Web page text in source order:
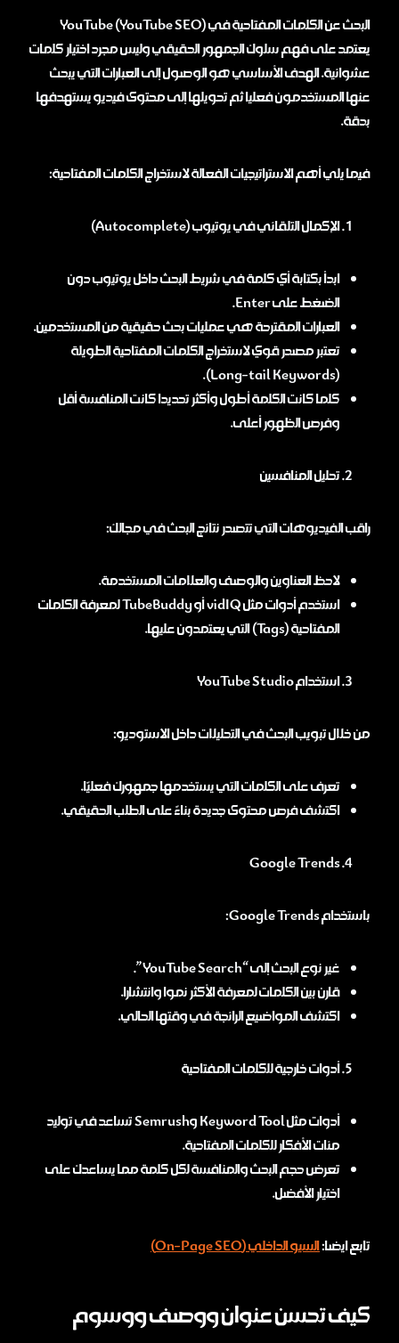
البحث عن الكلمات المفتاحية في YouTube (YouTube SEO)
يعتمد على فهم سلوك الجمهور الحقيقي وليس مجرد اختيار كلمات
عشوائية. الهدف الأساسي هو الوصول إلى العبارات التي يبحث
عنها المستخدمون فعليا ثم تحويلها إلى محتوى فيديو يستهدفها
بدقة.
فيما يلي أهم الاستراتيجيات الفعالة لاستخراج الكلمات المفتاحية:
الإكمال التلقائي في يوتيوب (Autocomplete)
ابدأ بكتابة أي كلمة في شريط البحث داخل يوتيوب دون
الضغط على Enter.
العبارات المقترحة هي عمليات بحث حقيقية من المستخدمين.
تعتبر مصدر قوي لاستخراج الكلمات المفتاحية الطويلة
(Long-tail Keywords).
كلما كانت الكلمة أطول وأكثر تحديدا كانت المنافسة أقل
وفرص الظهور أعلى.
تحليل المنافسين
راقب الفيديوهات التي تتصدر نتائج البحث في مجالك:
لاحظ العناوين والوصف والعلامات المستخدمة.
استخدم أدوات مثل vidIQ أو TubeBuddy لمعرفة الكلمات
المفتاحية (Tags) التي يعتمدون عليها.
استخدام YouTube Studio
من خلال تبويب البحث في التحليلات داخل الاستوديو:
تعرف على الكلمات التي يستخدمها جمهورك فعليًا.
اكتشف فرص محتوى جديدة بناءً على الطلب الحقيقي.
Google Trends
باستخدام Google Trends:
غير نوع البحث إلى “YouTube Search”.
قارن بين الكلمات لمعرفة الأكثر نموا وانتشارا.
اكتشف المواضيع الرائجة في وقتها الحالي.
أدوات خارجية للكلمات المفتاحية
أدوات مثل Keyword Tool وSemrush تساعد في توليد
مئات الأفكار للكلمات المفتاحية.
تعرض حجم البحث والمنافسة لكل كلمة مما يساعدك على
اختيار الأفضل.
تابع ايضا:السيو الداخلي (On-Page SEO)
كيف تحسن عنوان ووصف ووسوم